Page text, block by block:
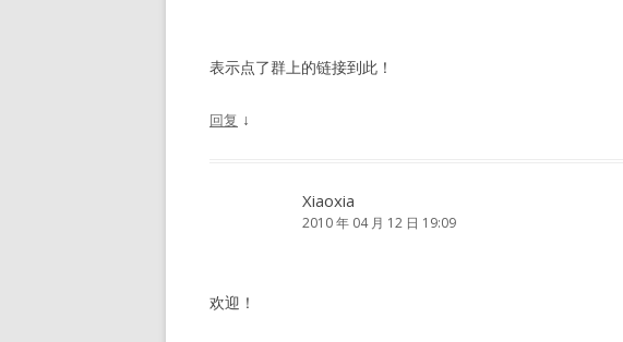
表示点了群上的链接到此！
回复 ↓
Xiaoxia
2010 年 04 月 12 日 19:09
欢迎！